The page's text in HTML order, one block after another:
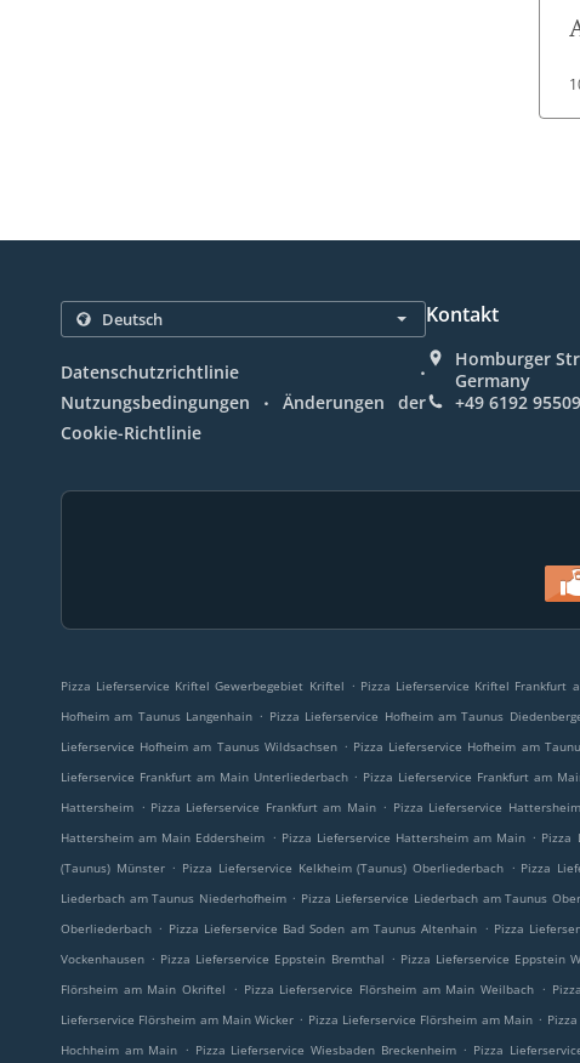
Datenschutzrichtlinie .
Nutzungsbedingungen .
Änderungen der
Cookie-Richtlinie
Kontakt
Homburger
Germany
+49 6192
Pizza Lieferservice Kriftel Gewerbegebiet Kriftel . Pizza Lieferservice Kriftel Frankfurt
Hofheim am Taunus Langenhain . Pizza Lieferservice Hofheim am Taunus
Lieferservice Hofheim am Taunus Wildsachsen . Pizza Lieferservice Hofheim am
Lieferservice Frankfurt am Main Unterliederbach . Pizza Lieferservice Frankfurt am
Hattersheim . Pizza Lieferservice Frankfurt am Main . Pizza Lieferservice
Hattersheim am Main Eddersheim . Pizza Lieferservice Hattersheim am Main . Pizza
(Taunus) Münster . Pizza Lieferservice Kelkheim (Taunus) Oberliederbach . Pizza
Liederbach am Taunus Niederhofheim . Pizza Lieferservice Liederbach am Taunus
Oberliederbach . Pizza Lieferservice Bad Soden am Taunus Altenhain . Pizza
Vockenhausen . Pizza Lieferservice Eppstein Bremthal . Pizza Lieferservice Eppstein
Flörsheim am Main Okriftel
. Pizza Lieferservice Flörsheim am Main Weilbach .
Lieferservice Flörsheim am Main Wicker . Pizza Lieferservice Flörsheim am Main .
Hochheim am Main . Pizza Lieferservice Wiesbaden Breckenheim . Pizza